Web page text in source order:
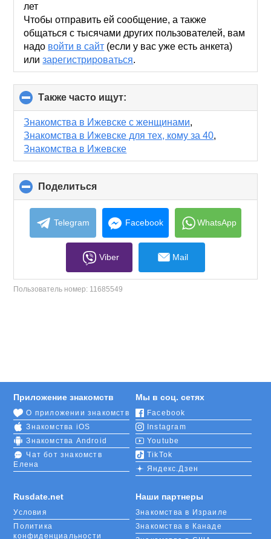
лет
Чтобы отправить ей сообщение, а также
общаться с тысячами других пользователей, вам
надо войти в сайт (если у вас уже есть анкета)
илизарегистрироваться.
Также часто ищут:
to
collapse
contents
Знакомства в Ижевске с женщинами,
Знакомства в Ижевске для тех, кому за 40,
Знакомства в Ижевске
Поделиться
to
collapse
contents
Telegram Facebook WhatsApp
Viber Mail
Пользователь номер: 11685549
Rusdate.net
Условия
Политика
конфиденциальности
Приложение знакомств
О приложении знакомств
Знакомства iOS
Знакомства Android
Чат бот знакомств
Елена
Мы в соц. сетях
Facebook
Instagram
Youtube
TikTok
Яндекс.Дзен
Наши партнеры
Знакомства в Израиле
Знакомства в Канаде